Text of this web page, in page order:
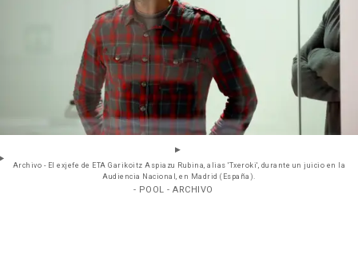
Archivo - El exjefe de ETA Garikoitz Aspiazu Rubina, alias 'Txeroki', durante un juicio en la
Audiencia Nacional, en Madrid (España).
- POOL - ARCHIVO